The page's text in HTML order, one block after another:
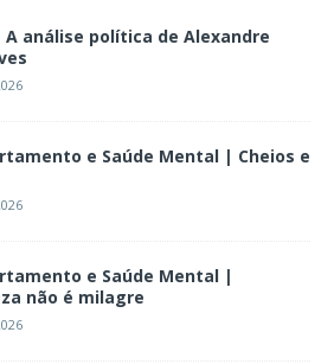
análise política de Alexandre
e Saúde Mental | Cheios e
e Saúde Mental |
não é milagre